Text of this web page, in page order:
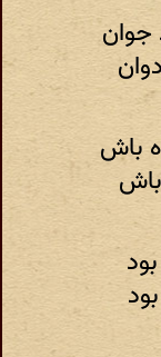
جوان
باش
باش